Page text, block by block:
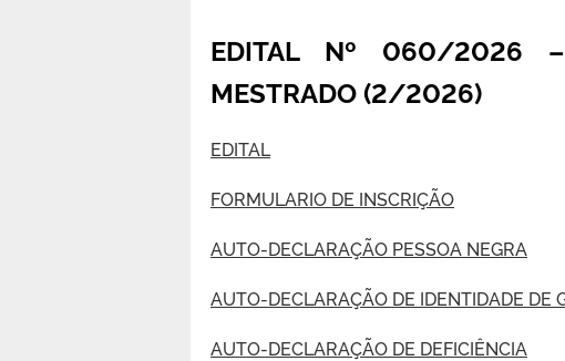
EDITAL Nº 060/2026 –
MESTRADO (2/2026)
EDITAL
FORMULARIO DE INSCRIÇÃO
AUTO-DECLARAÇÃO PESSOA NEGRA
AUTO-DECLARAÇÃO DE IDENTIDADE DE
AUTO-DECLARAÇÃO DE DEFICIÊNCIA